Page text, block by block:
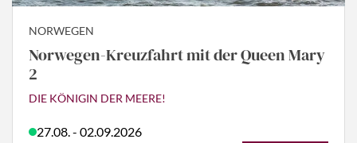
NORWEGEN
Norwegen-Kreuzfahrt mit der Queen Mary
2
DIE KÖNIGIN DER MEERE!
27.08. - 02.09.2026